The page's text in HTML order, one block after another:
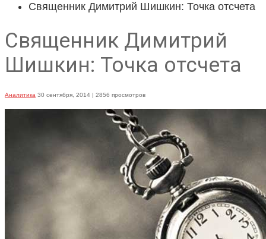
Священник Димитрий Шишкин: Точка отсчета
Священник Димитрий
Шишкин: Точка отсчета
Аналитика 30 сентября, 2014 | 2856 просмотров